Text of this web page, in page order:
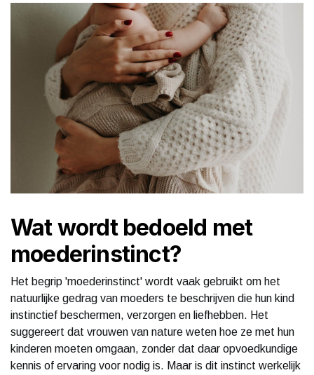
Wat wordt bedoeld met
moederinstinct?
Het begrip 'moederinstinct' wordt vaak gebruikt om het
natuurlijke gedrag van moeders te beschrijven die hun kind
instinctief beschermen, verzorgen en liefhebben. Het
suggereert dat vrouwen van nature weten hoe ze met hun
kinderen moeten omgaan, zonder dat daar opvoedkundige
kennis of ervaring voor nodig is. Maar is dit instinct werkelijk